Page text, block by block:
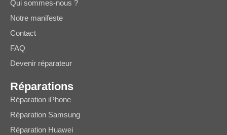
Qui sommes-nous ?
Notre manifeste
Contact
FAQ
Devenir réparateur
Réparations
Réparation iPhone
Réparation Samsung
Réparation Huawei